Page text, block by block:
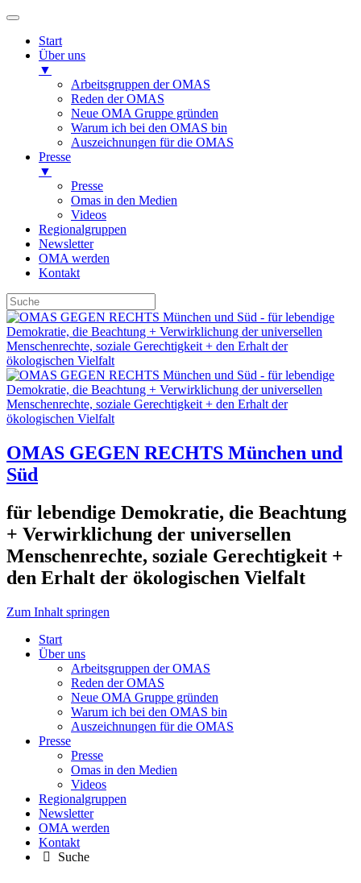
Start
Über uns
▼
Arbeitsgruppen der OMAS
Reden der OMAS
Neue OMA Gruppe gründen
Warum ich bei den OMAS bin
Auszeichnungen für die OMAS
Presse
▼
Presse
Omas in den Medien
Videos
Regionalgruppen
Newsletter
OMA werden
Kontakt
OMAS GEGEN RECHTS München und
Süd
für lebendige Demokratie, die Beachtung
+ Verwirklichung der universellen
Menschenrechte, soziale Gerechtigkeit +
den Erhalt der ökologischen Vielfalt
Zum Inhalt springen
Start
Über uns
Arbeitsgruppen der OMAS
Reden der OMAS
Neue OMA Gruppe gründen
Warum ich bei den OMAS bin
Auszeichnungen für die OMAS
Presse
Presse
Omas in den Medien
Videos
Regionalgruppen
Newsletter
OMA werden
Kontakt
Suche